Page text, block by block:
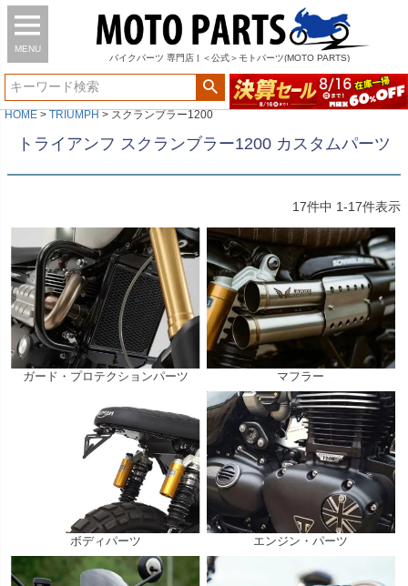
MENU
バイク パーツ 専門店 | ＜公式＞モトパーツ(MOTO PARTS)
HOME TRIUMPH スクランブラー1200
トライアンフ スクランブラー1200 カスタムパーツ
17件中 1-17件表示
ガード・プロテクションパーツ マフラー
ボディパーツ エンジン・パーツ